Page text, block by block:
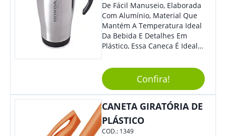
De Fácil Manuseio, Elaborada
Com Alumínio, Material Que
Mantém A Temperatura Ideal
Da Bebida E Detalhes Em
Plástico, Essa Caneca É Ideal
Estilo E Surpreender À Todos.
Versátil, O Brinde Se Adequa
À Feiras, Eventos E Até Mesmo
Datas Especiais.
Confira!
CANETA GIRATÓRIA DE
PLÁSTICO
COD.: 1349